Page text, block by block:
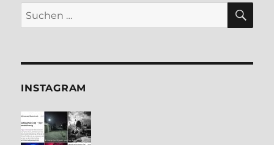
Suchen
nach:
INSTA­GRAM